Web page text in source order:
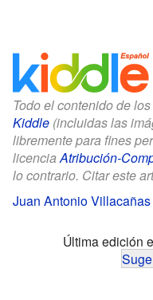
Todo el contenido de
Kiddle (incluidas las
libremente para fines
licenciaAtribución-
lo contrario. Citar este
Juan Antonio
Última edición